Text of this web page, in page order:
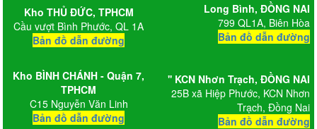
Kho THỦ ĐỨC, TPHCM
Cầu vượt Bình Phước, QL 1A
Bản đồ dẫn đường
Kho BÌNH CHÁNH - Quận 7,
TPHCM
C15 Nguyễn Văn Linh
Bản đồ dẫn đường
Long Bình,ĐỒNG NAI
799 QL1A, Biên Hòa
Bản đồ dẫn đường
'' KCN Nhơn Trạch, ĐỒNG NAI
25B xã Hiệp Phước, KCN Nhơn
Trạch, Đồng Nai
Bản đồ dẫn đường